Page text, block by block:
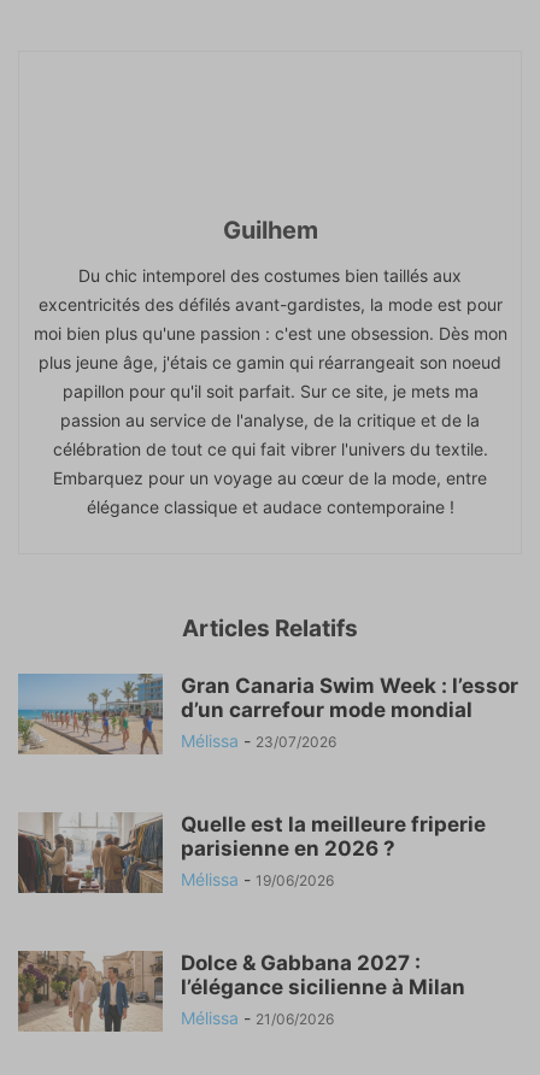
Guilhem
Du chic intemporel des costumes bien taillés aux
excentricités des défilés avant-gardistes, la mode est pour
moi bien plus qu'une passion : c'est une obsession. Dès mon
plus jeune âge, j'étais ce gamin qui réarrangeait son noeud
papillon pour qu'il soit parfait. Sur ce site, je mets ma
passion au service de l'analyse, de la critique et de la
célébration de tout ce qui fait vibrer l'univers du textile.
Embarquez pour un voyage au cœur de la mode, entre
élégance classique et audace contemporaine !
Articles Relatifs
Gran Canaria Swim Week : l’essor
d’un carrefour mode mondial
Mélissa - 23/07/2026
Quelle est la meilleure friperie
parisienne en 2026 ?
Mélissa - 19/06/2026
Dolce & Gabbana 2027 :
l’élégance sicilienne à Milan
Mélissa - 21/06/2026